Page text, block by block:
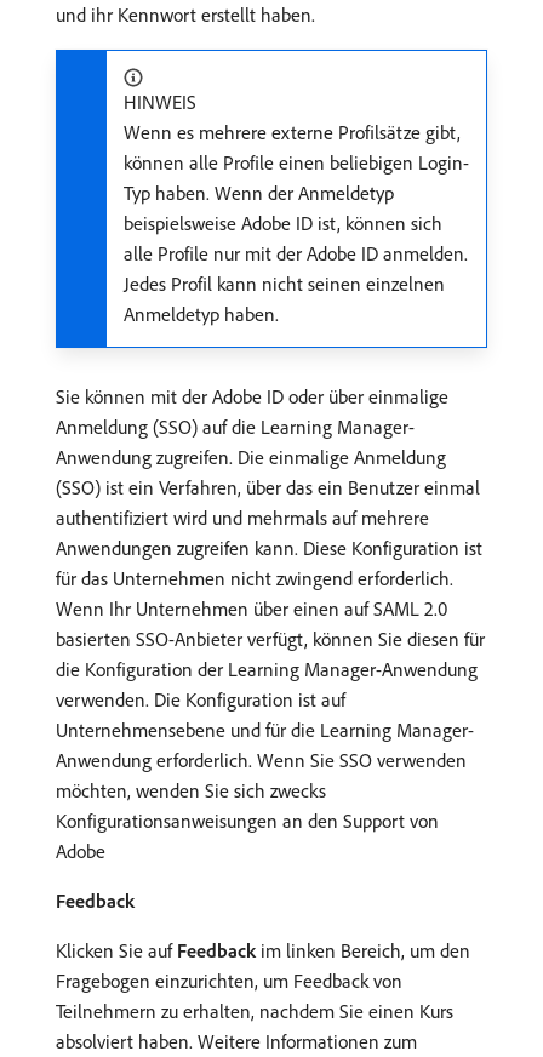
und ihr Kennwort erstellt haben.
HINWEIS
Wenn es mehrere externe Profilsätze gibt,
können alle Profile einen beliebigen Login-
Typ haben. Wenn der Anmeldetyp
beispielsweise Adobe ID ist, können sich
alle Profile nur mit der Adobe ID anmelden.
Jedes Profil kann nicht seinen einzelnen
Anmeldetyp haben.
Sie können mit der Adobe ID oder über einmalige
Anmeldung (SSO) auf die Learning Manager-
Anwendung zugreifen. Die einmalige Anmeldung
(SSO) ist ein Verfahren, über das ein Benutzer einmal
authentifiziert wird und mehrmals auf mehrere
Anwendungen zugreifen kann. Diese Konfiguration ist
für das Unternehmen nicht zwingend erforderlich.
Wenn Ihr Unternehmen über einen auf SAML 2.0
basierten SSO-Anbieter verfügt, können Sie diesen für
die Konfiguration der Learning Manager-Anwendung
verwenden. Die Konfiguration ist auf
Unternehmensebene und für die Learning Manager-
Anwendung erforderlich. Wenn Sie SSO verwenden
möchten, wenden Sie sich zwecks
Konfigurationsanweisungen an den Support von
Adobe
Feedback
Klicken Sie auf Feedback im linken Bereich, um den
Fragebogen einzurichten, um Feedback von
Teilnehmern zu erhalten, nachdem Sie einen Kurs
absolviert haben. Weitere Informationen zum